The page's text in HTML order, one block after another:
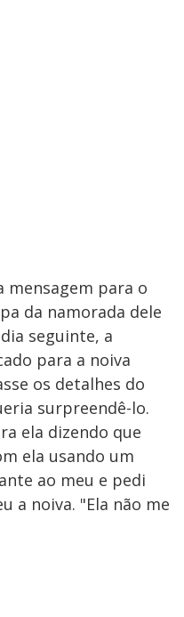
mensagem para o
da namorada dele
seguinte, a
para a noiva
os detalhes do
surpreendê-lo.
ela dizendo que
ela usando um
ao meu e pedi
a noiva. "Ela não me